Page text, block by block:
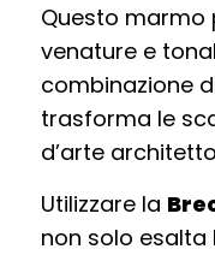
Questo marmo
venature e
combinazione
trasforma le
d’arte
Utilizzare la
non solo esalta